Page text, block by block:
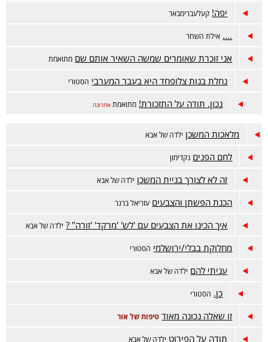
יפה! קעלעברימבאר
.... אילת השחר
אני זוכרת שאומרים שמשה השאיר אותם שם מתואמת
נחלת בנות צלופחד היא בעבר המערבי הסטורי
נכון. תודה על התזכורת! מתואמת אחרונה
מלאכות המשכן ילדה של אבא
לחם הפנים נקדימון
זה לא לצורך בניית המשכן ילדה של אבא
הכנת הפשתן והצבעים עזריאל ברגר
איך הכינו את הצבעים עם 'לש' 'מרקד' 'זורה" ? ילדה של אבא
מחלוקת בבלי/ירושלמי הסטורי
עניתי להם ילדה של אבא
כן. הסטורי
זו שאלה נכונה מאוד טיפות של אור
תודה על הפירוט ילדה של אבא